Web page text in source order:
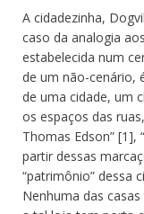
A cidadezinha,
caso da analogia
estabelecida num
de um não-cenário,
de uma cidade, um
os espaços das
Thomas Edson” [1],
partir dessas
“patrimônio” dessa
Nenhuma das